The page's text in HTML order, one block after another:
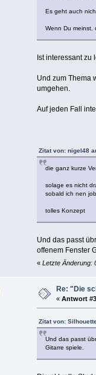
Es geht auch
Wenn Du meinst,
Ist interessant
Und zum Thema
umgehen.
Auf jeden Fall
Zitat von: nigel48
die ganz kurze
solage es nicht
sobald ich nen
tolles Konzept
Und das passt
offenem Fenster
« Letzte Änderung:
Re: "Die
«Antwort
Zitat von:
Und das passt
Gitarre spiele.